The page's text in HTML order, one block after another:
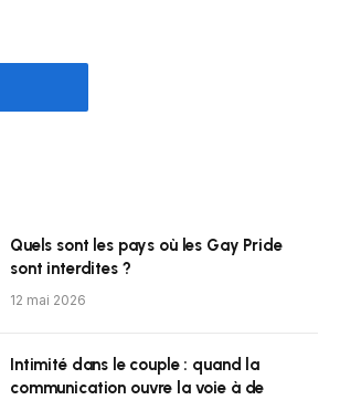
Quels sont les pays où les Gay Pride
sont interdites ?
12 mai 2026
Intimité dans le couple : quand la
communication ouvre la voie à de